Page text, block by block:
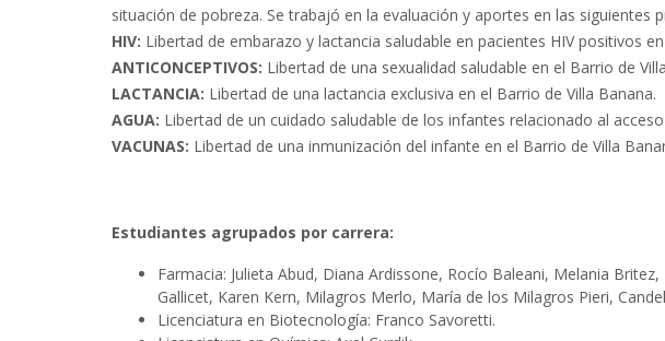
situación de pobreza. Se trabajó en la evaluación y aportes en las siguientes
HIV: Libertad de embarazo y lactancia saludable en pacientes HIV positivos
ANTICONCEPTIVOS: Libertad de una sexualidad saludable en el Barrio de
LACTANCIA: Libertad de una lactancia exclusiva en el Barrio de Villa Banana.
AGUA: Libertad de un cuidado saludable de los infantes relacionado al
VACUNAS: Libertad de una inmunización del infante en el Barrio de Villa
Estudiantes agrupados por carrera:
Farmacia: Julieta Abud, Diana Ardissone, Rocío Baleani, Melania
Gallicet, Karen Kern, Milagros Merlo, María de los Milagros Pieri,
Licenciatura en Biotecnología: Franco Savoretti.